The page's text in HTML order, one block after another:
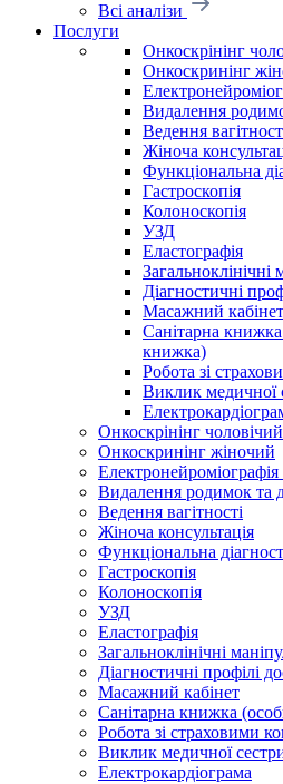
Всі аналізи
Послуги
Онкоскрінінг
Онкоскринінг
Видалення
Ведення
Жіноча
Функціональна
Гастроскопія
Колоноскопія
УЗД
Еластографія
Загальноклінічні
Діагностичні
Масажний кабінет
Санітарна
книжка)
Робота зі
Виклик медичної
Онкоскрінінг чоловічий
Онкоскринінг жіночий
Видалення родимок та
Ведення вагітності
Жіноча консультація
Функціональна
Гастроскопія
Колоноскопія
УЗД
Еластографія
Загальноклінічні
Діагностичні профілі
Масажний кабінет
Санітарна книжка
Робота зі страховими
Виклик медичної
Електрокардіограма